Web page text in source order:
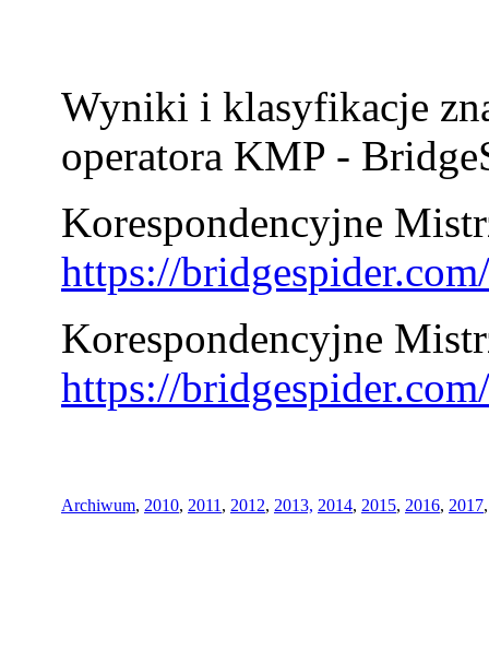
Wyniki i klasyfikacje
operatora KMP -
Korespondencyjne
https://
Korespondencyjne
https://
Archiwum, 2010, 2011 , 2012, 2013, 2014, 2015, 2016, 2017